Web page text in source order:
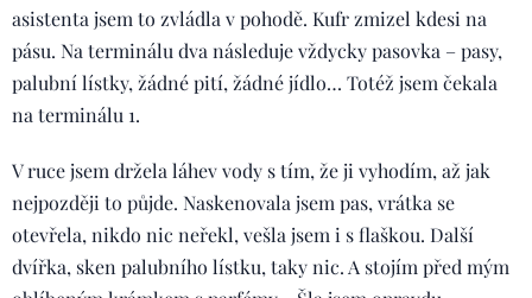
asistenta jsem to zvládla v pohodě. Kufr zmizel kdesi na
pásu. Na terminálu dva následuje vždycky pasovka – pasy,
palubní lístky, žádné pití, žádné jídlo… Totéž jsem čekala
na terminálu 1.
V ruce jsem držela láhev vody s tím, že ji vyhodím, až jak
nejpozději to půjde. Naskenovala jsem pas, vrátka se
otevřela, nikdo nic neřekl, vešla jsem i s flaškou. Další
dvířka, sken palubního lístku, taky nic. A stojím před mým